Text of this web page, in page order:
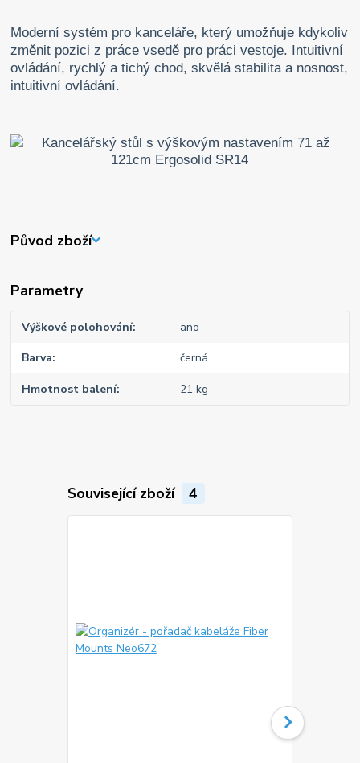
Moderní systém pro kanceláře, který umožňuje kdykoliv
změnit pozici z práce vsedě pro práci vestoje. Intuitivní
ovládání, rychlý a tichý chod, skvělá stabilita a nosnost,
intuitivní ovládání.
Původ zboží
Parametry
Výškové polohování ano
Barva černá
Hmotnost balení 21 kg
Související zboží 4